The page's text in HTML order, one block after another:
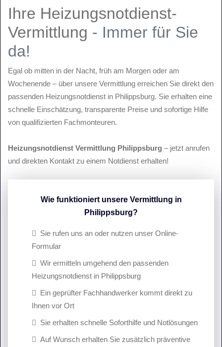
Ihre Heizungsnotdienst-
Vermittlung - Immer für Sie
da!
Egal ob mitten in der Nacht, früh am Morgen oder am
Wochenende – über unsere Vermittlung erreichen Sie direkt den
passenden Heizungsnotdienst in Philippsburg. Sie erhalten eine
schnelle Einschätzung, transparente Preise und sofortige Hilfe
von qualifizierten Fachmonteuren.
Heizungsnotdienst Vermittlung Philippsburg – jetzt anrufen
und direkten Kontakt zu einem Notdienst erhalten!
Wie funktioniert unsere Vermittlung in
Philippsburg?
Sie rufen uns an oder nutzen unser Online-
Formular
Wir ermitteln umgehend den passenden
Heizungsnotdienst in Philippsburg
Ein geprüfter Fachhandwerker kommt direkt zu
Ihnen vor Ort
Sie erhalten schnelle Soforthilfe und Notlösungen
Auf Wunsch erhalten Sie zusätzlich präventive